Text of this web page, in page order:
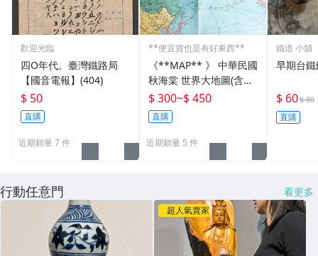
歡迎光臨
四O年代。臺灣鐵路局
【國音電報】(404)
$ 50
直購
近期銷量 7 件
**便宜貨也是有好東西**
《**MAP** 》 中華民國
秋海棠 世界大地圖(含各
國國旗) 文獻珍藏
$ 300~$ 450
直購
近期銷量 5 件
鐵道 小舖
早期台
$ 60$ 80
直購
行動任意門 看更多
超人氣賣家